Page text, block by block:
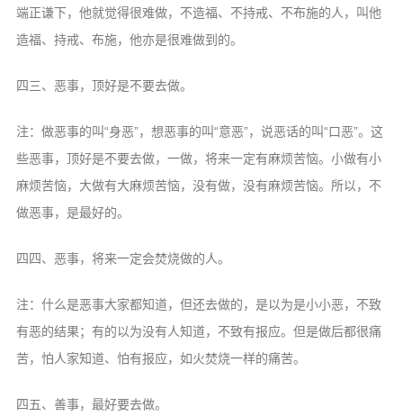
活动记录
西园风光
端正谦下，他就觉得很难做，不造福、不持戒、不布施的人，叫他
造福、持戒、布施，他亦是很难做到的。
四三、恶事，顶好是不要去做。
注：做恶事的叫“身恶”，想恶事的叫“意恶”，说恶话的叫“口恶”。这
些恶事，顶好是不要去做，一做，将来一定有麻烦苦恼。小做有小
麻烦苦恼，大做有大麻烦苦恼，没有做，没有麻烦苦恼。所以，不
做恶事，是最好的。
四四、恶事，将来一定会焚烧做的人。
注：什么是恶事大家都知道，但还去做的，是以为是小小恶，不致
有恶的结果；有的以为没有人知道，不致有报应。但是做后都很痛
苦，怕人家知道、怕有报应，如火焚烧一样的痛苦。
四五、善事，最好要去做。